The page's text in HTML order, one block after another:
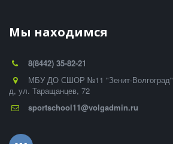
Мы находимся
8(8442) 35-82-21
МБУ ДО СШОР №11 "Зенит-Волгоград"
д, ул. Таращанцев, 72
sportschool11@volgadmin.ru